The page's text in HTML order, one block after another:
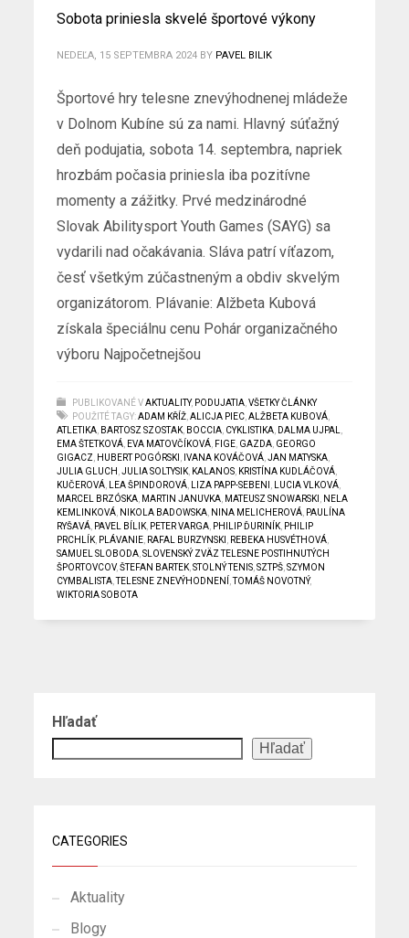
Sobota priniesla skvelé športové výkony
NEDEĽA, 15 SEPTEMBRA 2024 BY PAVEL BILIK
Športové hry telesne znevýhodnenej mládeže
v Dolnom Kubíne sú za nami. Hlavný súťažný
deň podujatia, sobota 14. septembra, napriek
hrozbám počasia priniesla iba pozitívne
momenty a zážitky. Prvé medzinárodné
Slovak Abilitysport Youth Games (SAYG) sa
vydarili nad očakávania. Sláva patrí víťazom,
česť všetkým zúčastneným a obdiv skvelým
organizátorom. Plávanie: Alžbeta Kubová
získala špeciálnu cenu Pohár organizačného
výboru Najpočetnejšou
PUBLIKOVANÉ V AKTUALITY, PODUJATIA ,VŠETKY ČLÁNKY
POUŽITÉ TAGY: ADAM KŘÍŽ ,ALICJA PIEC ,ALŽBETA KUBOVÁ
ATLETIKA BARTOSZ SZOSTAK BOCCIA CYKLISTIKA DALMA UJPAL
EMA ŠTETKOVÁ EVA MATOVČÍKOVÁ FIGE GAZDA GEORGO
GIGACZ
HUBERT POGÓRSKI IVANA KOVÁČOVÁ ,JAN MATYSKA
JULIA GLUCH ,JULIA SOLTYSIK KALANOS KRISTÍNA KUDLÁČOVÁ
KUČEROVÁ
LEA ŠPINDOROVÁ LIZA PAPP-SEBENI LUCIA VLKOVÁ
MARCEL BRZÓSKA MARTIN JANUVKA MATEUSZ SNOWARSKI
NELA
KEMLINKOVÁ NIKOLA BADOWSKA NINA MELICHEROVÁ PAULÍNA
RYŠAVÁ PAVEL BÍLIK PETER VARGA PHILIP ĎURINÍK PHILIP
PRCHLÍK PLÁVANIE RAFAL BURZYNSKI REBEKA HUSVÉTHOVÁ
SAMUEL SLOBODA ,SLOVENSKÝ ZVÄZ TELESNE POSTIHNUTÝCH
ŠPORTOVCOV,ŠTEFAN BARTEK ,STOLNÝ TENIS ,SZTPŠ ,SZYMON
CYMBALISTA ,TELESNE ZNEVÝHODNENÍ ,TOMÁŠ NOVOTNÝ,
WIKTORIA SOBOTA
Hľadať
Hľadať
CATEGORIES
Aktuality
Blogy